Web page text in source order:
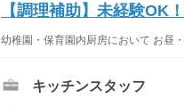
【調理補助】未経験OK
幼稚園・保育園内厨房において お昼
キッチンスタッフ